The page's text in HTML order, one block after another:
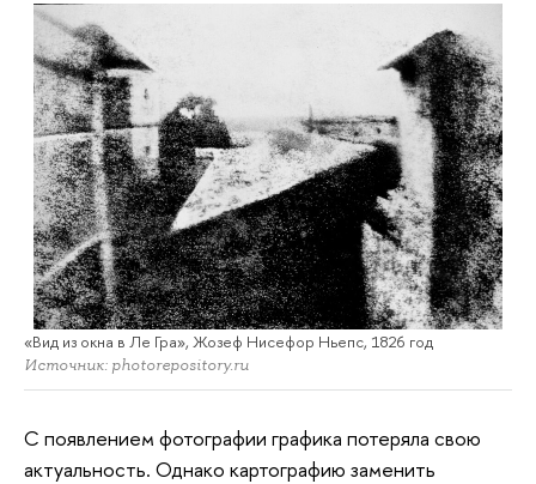
«Вид из окна в Ле Гра», Жозеф Нисефор Ньепс, 1826 год
Источник: photorepository.ru
С появлением фотографии графика потеряла свою
актуальность. Однако картографию заменить